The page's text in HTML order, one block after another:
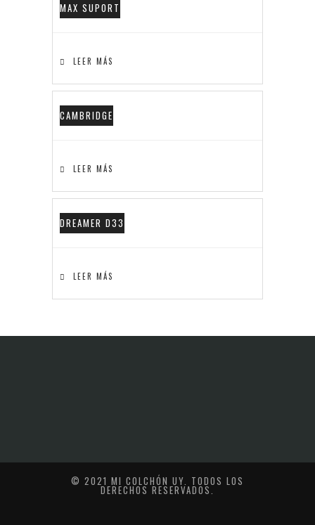
MAX SUPORT
LEER MÁS
CAMBRIDGE
LEER MÁS
DREAMER D33
LEER MÁS
© 2021 MI COLCHÓN UY. TODOS LOS
DERECHOS RESERVADOS.